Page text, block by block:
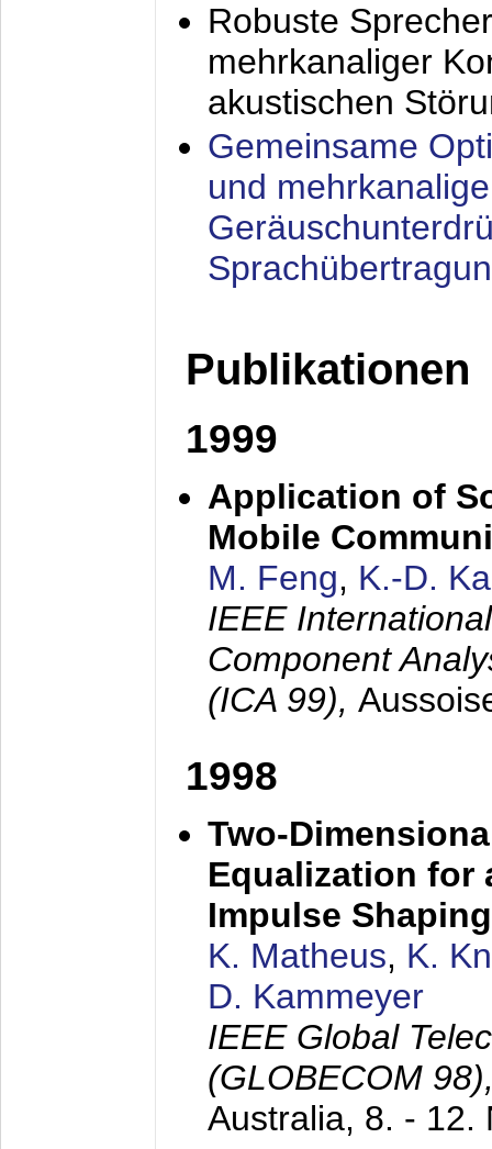
Robuste
mehrkanaliger
akustischen
Gemeinsame
und
Publikationen
1999
Application of
Mobile
M. Feng, K.-D.
IEEE
Component
(ICA 99),
1998
Two-
Equalization for
Impulse
K. Matheus, K.
D. Kammeyer
IEEE Global
(GLOBECOM
Australia, 8. - 12.